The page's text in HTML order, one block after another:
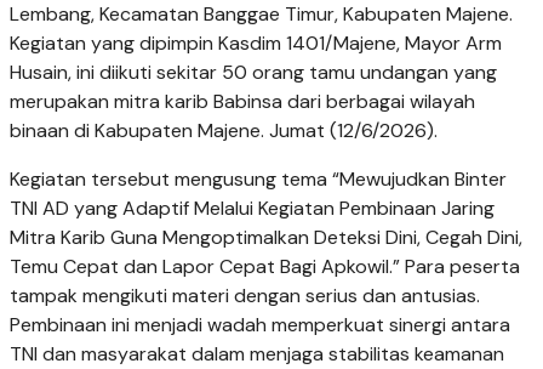
Lembang, Kecamatan Banggae Timur, Kabupaten Majene.
Kegiatan yang dipimpin Kasdim 1401/Majene, Mayor Arm
Husain, ini diikuti sekitar 50 orang tamu undangan yang
merupakan mitra karib Babinsa dari berbagai wilayah
binaan di Kabupaten Majene. Jumat (12/6/2026).
Kegiatan tersebut mengusung tema “Mewujudkan Binter
TNI AD yang Adaptif Melalui Kegiatan Pembinaan Jaring
Mitra Karib Guna Mengoptimalkan Deteksi Dini, Cegah Dini,
Temu Cepat dan Lapor Cepat Bagi Apkowil.” Para peserta
tampak mengikuti materi dengan serius dan antusias.
Pembinaan ini menjadi wadah memperkuat sinergi antara
TNI dan masyarakat dalam menjaga stabilitas keamanan